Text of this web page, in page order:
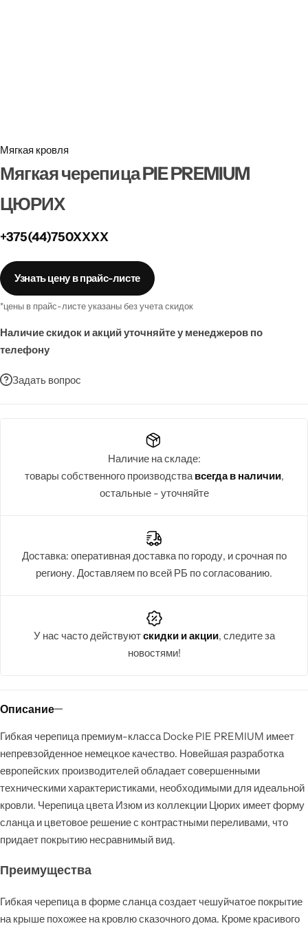
Мягкая кровля
Мягкая черепица PIE PREMIUM
ЦЮРИХ
+375(44)750XXXX
Узнать цену в прайс-листе
*цены в прайс-листе указаны без учета скидок
Наличие скидок и акций уточняйте у менеджеров по
телефону
Задать вопрос
Наличие на складе:
товары собственного производства всегда в наличии,
остальные - уточняйте
Доставка: оперативная доставка по городу, и срочная по
региону. Доставляем по всей РБ по согласованию.
У нас часто действуютскидки и акции, следите за
новостями!
Описание
Гибкая черепица премиум-класса Docke PIE PREMIUM имеет
непревзойденное немецкое качество. Новейшая разработка
европейских производителей обладает совершенными
техническими характеристиками, необходимыми для идеальной
кровли. Черепица цвета Изюм из коллекции Цюрих имеет форму
сланца и цветовое решение с контрастными переливами, что
придает покрытию несравнимый вид.
Преимущества
Гибкая черепица в форме сланца создает чешуйчатое покрытие
на крыше похожее на кровлю сказочного дома. Кроме красивого